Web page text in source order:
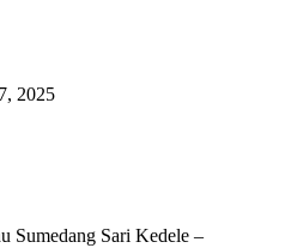
2025
Sumedang Sari Kedele –